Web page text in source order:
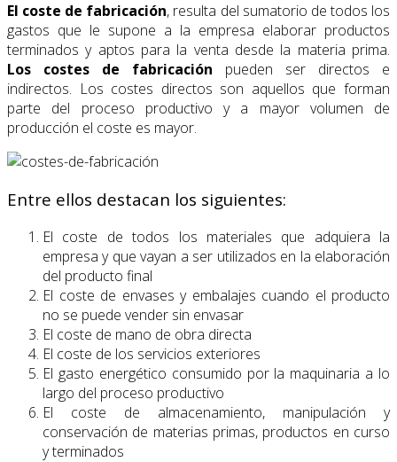
El coste de fabricación, resulta del sumatorio de todos los
gastos que le supone a la empresa elaborar productos
terminados y aptos para la venta desde la materia prima.
Los costes de fabricación pueden ser directos e
indirectos. Los costes directos son aquellos que forman
parte del proceso productivo y a mayor volumen de
producción el coste es mayor.
Entre ellos destacan los siguientes:
El coste de todos los materiales que adquiera la
empresa y que vayan a ser utilizados en la elaboración
del producto final
El coste de envases y embalajes cuando el producto
no se puede vender sin envasar
El coste de mano de obra directa
El coste de los servicios exteriores
El gasto energético consumido por la maquinaria a lo
largo del proceso productivo
El coste de almacenamiento, manipulación y
conservación de materias primas, productos en curso
y terminados